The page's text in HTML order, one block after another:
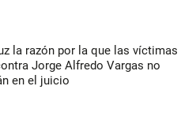
la razón por la que las víctimas
Jorge Alfredo Vargas no
en el juicio